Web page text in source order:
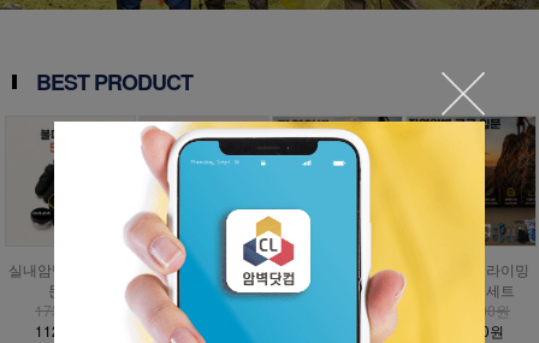
BEST PRODUCT
실내암벽 볼더링 입
문세트
173,000원
112,500원
인공외벽 클라이밍
입문세트
797,000원
358,700원
자연암벽 클라이밍
입문세트
1,009,000원
454,100원
자연암벽 클라이밍
고급 입문세트
1,476,000원
885,600원